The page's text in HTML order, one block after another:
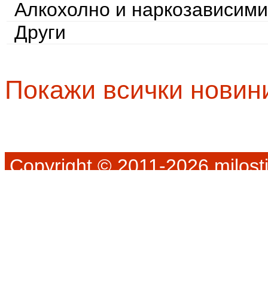
Алкохолно и наркозависими
Други
Покажи всички
Copyright © 2011-2026